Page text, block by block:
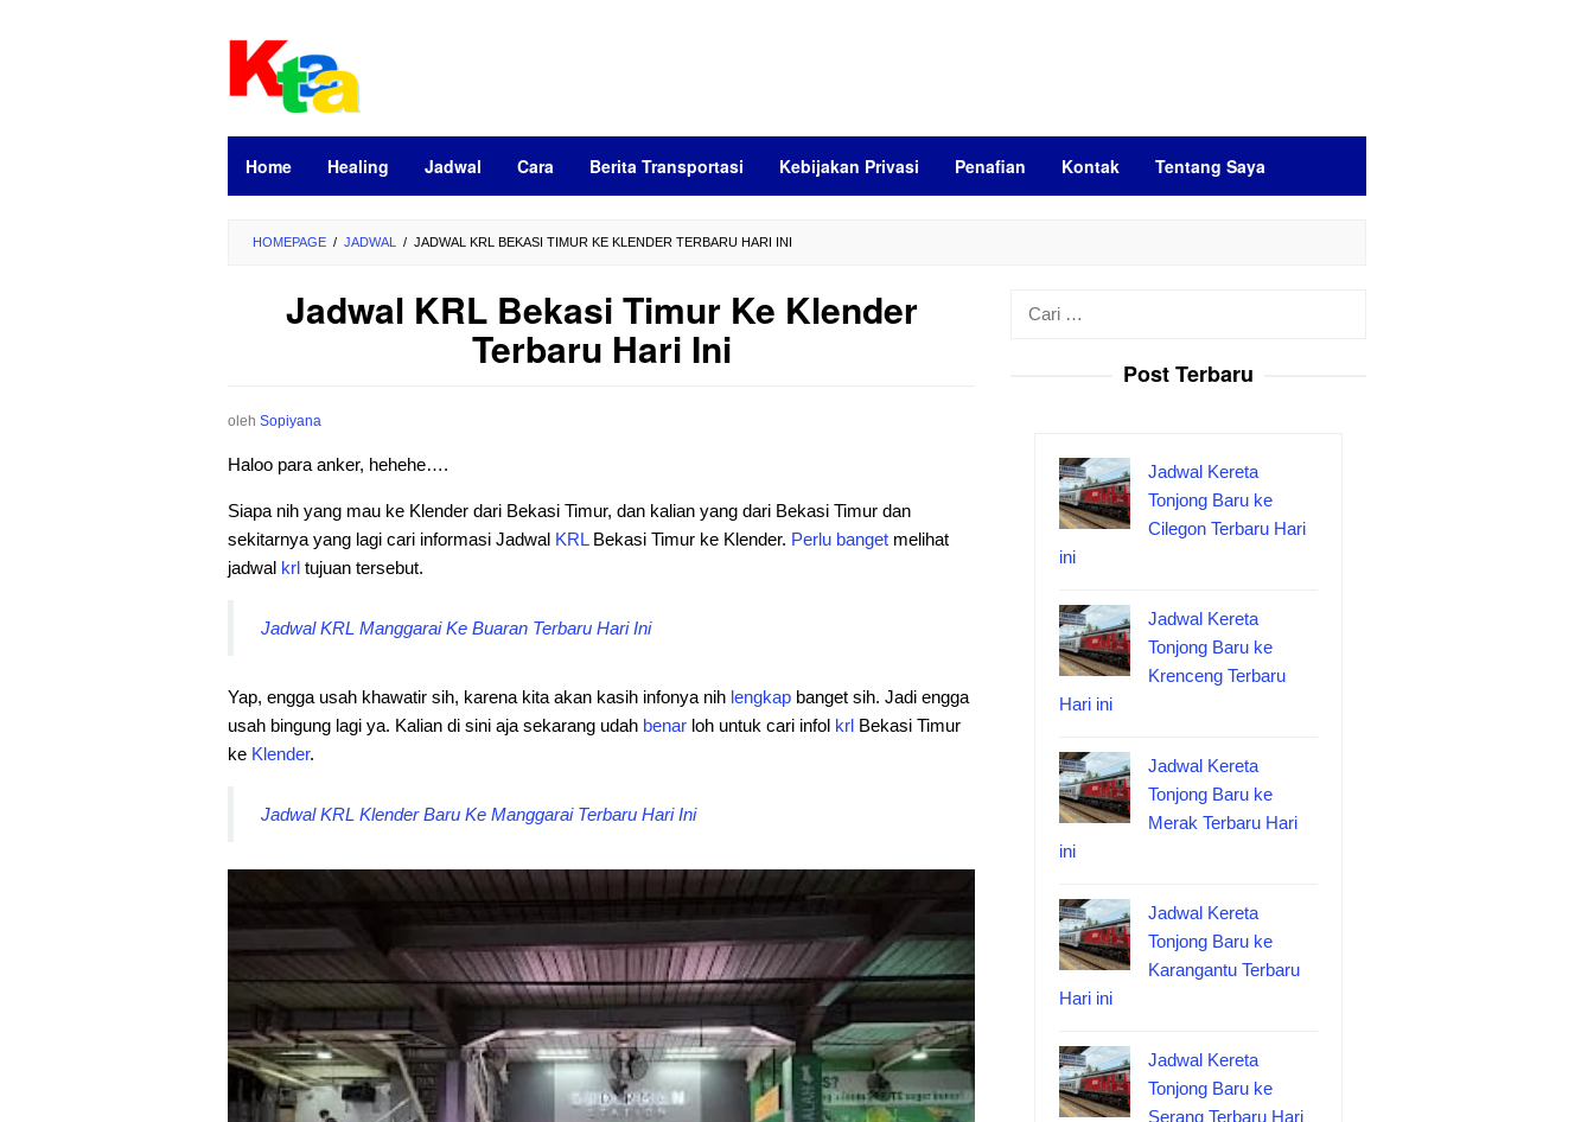
Home Healing Jadwal Cara Berita Transportasi Kebijakan Privasi Penafian Kontak Tentang Saya
HOMEPAGE / JADWAL / JADWAL KRL BEKASI TIMUR KE KLENDER TERBARU HARI INI
Jadwal KRL Bekasi Timur Ke Klender
Terbaru Hari Ini
oleh Sopiyana
Haloo para anker, hehehe….
Siapa nih yang mau ke Klender dari Bekasi Timur, dan kalian yang dari Bekasi Timur dan
sekitarnya yang lagi cari informasi Jadwal KRLBekasi Timur ke Klender. Perlu banget melihat
jadwal krl tujuan tersebut.
Jadwal KRL Manggarai Ke Buaran Terbaru Hari Ini
Yap, engga usah khawatir sih, karena kita akan kasih infonya nih lengkap banget sih. Jadi engga
usah bingung lagi ya. Kalian di sini aja sekarang udah benar loh untuk cari infol krl Bekasi Timur
ke Klender.
Jadwal KRL Klender Baru Ke Manggarai Terbaru Hari Ini
Post Terbaru
Jadwal Kereta
Tonjong Baru ke
Cilegon Terbaru Hari
ini
Jadwal Kereta
Tonjong Baru ke
Krenceng Terbaru
Hari ini
Jadwal Kereta
Tonjong Baru ke
Merak Terbaru Hari
ini
Jadwal Kereta
Tonjong Baru ke
Karangantu Terbaru
Hari ini
Jadwal Kereta
Tonjong Baru ke
Serang Terbaru Hari